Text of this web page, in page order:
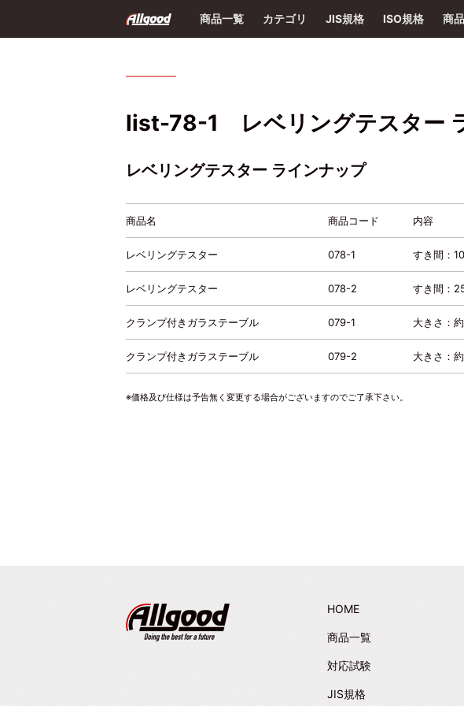
商品一覧 カテゴリ JIS規格 ISO規格 商
list-78-1 レベリングテスター
レベリングテスター ラインナップ
商品名 商品コード 内容
レベリングテスター 078-1 すき間：
レベリングテスター 078-2 すき間：
クランプ付きガラステーブル 079-1 大きさ：
クランプ付きガラステーブル 079-2 大きさ：
※価格及び仕様は予告無く変更する場合がございますのでご了承下さい。
HOME
商品一覧
対応試験
JIS規格